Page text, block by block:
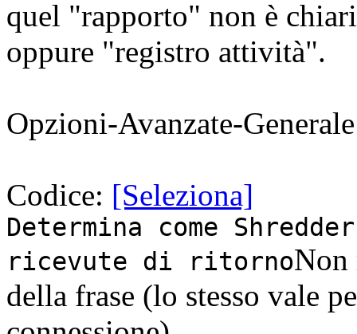
quel "rapporto" non è
oppure "registro attività".
Opzioni-Avanzate-Generale
Codice: [Seleziona]
Determina come
ricevute di ritornoNon
della frase (lo stesso vale